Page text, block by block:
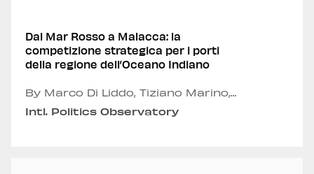
Dal Mar Rosso a Malacca: la
competizione strategica per i porti
della regione dell’Oceano Indiano
By Marco Di Liddo, Tiziano Marino,
Alexandru Fordea
Intl. Politics Observatory